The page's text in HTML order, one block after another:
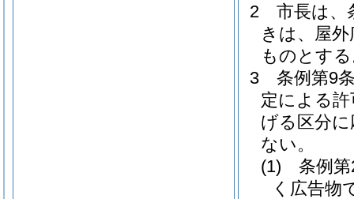
2
市長は、
きは、屋
ものとす
3
条例第9
定による
げる区分
ない。
(1)
条例
く広告物